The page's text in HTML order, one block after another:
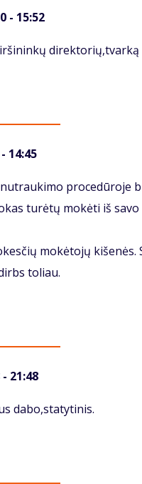
- 15:52
14:45
procedūroje
turėtų mokėti iš
mokėtojų
toliau.
21:48
dabo,statytinis.